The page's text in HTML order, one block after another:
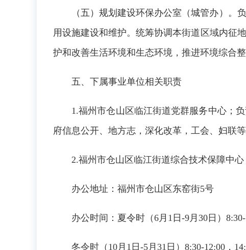
（五）规划建设环保办公室（城管办）
用设施建设和维护。统筹协调本街道区域内征
护和改善生活环境和生态环境，推进环境综合
五、下属事业单位相关职责
1.福州市仓山区临江街道党群服务中心；
府信息公开、地方志，深化改革，工会、妇联等
2.福州市仓山区临江街道综合技术保障中心
办公地址：福州市仓山区东窑街5号
办公时间：夏令时（6月1日-9月30日）
冬令时（10月1日-5月31日）8:30-12:00，